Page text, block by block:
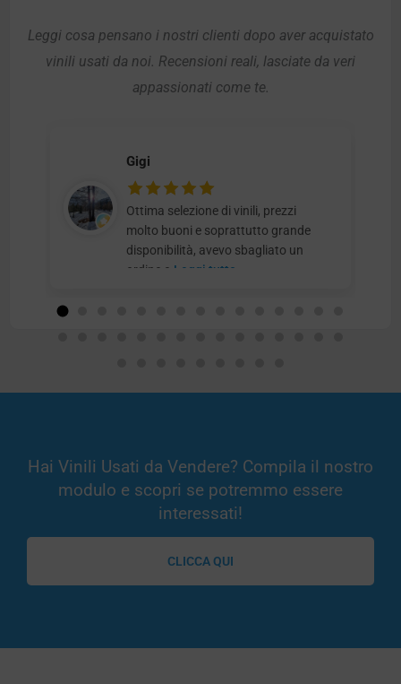
Leggi cosa pensano i nostri clienti dopo aver acquistato
vinili usati da noi. Recensioni reali, lasciate da veri
appassionati come te.
Gigi
Ottima selezione di vinili, prezzi
molto buoni e soprattutto grande
disponibilità, avevo sbagliato un
ordine e Leggi tutto
Hai Vinili Usati da Vendere? Compila il nostro
modulo e scopri se potremmo essere
interessati!
CLICCA QUI